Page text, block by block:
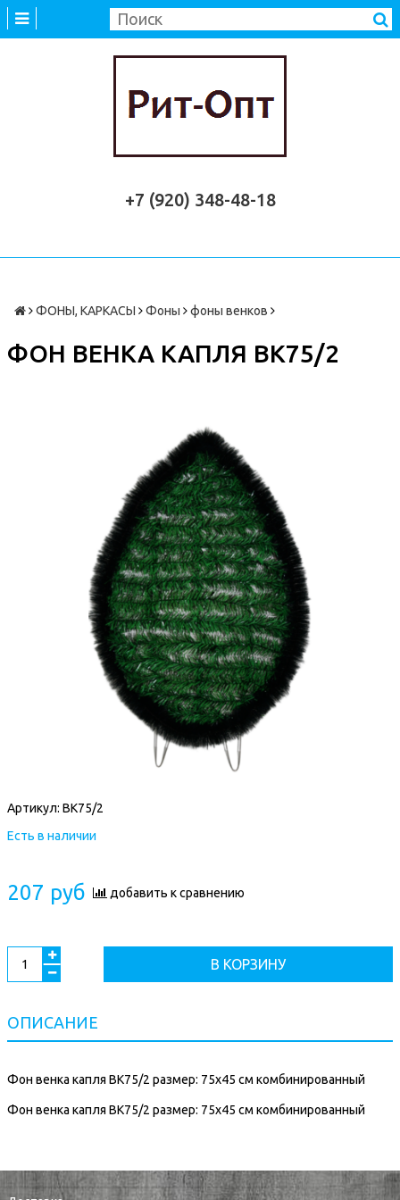
+7 (920) 348-48-18
ФОНЫ, КАРКАСЫ Фоны фоны венков
ФОН ВЕНКА КАПЛЯ ВК75/2
Артикул: ВК75/2
Есть в наличии
207 руб добавить к сравнению
В КОРЗИНУ
ОПИСАНИЕ
Фон венка капля ВК75/2 размер: 75х45 см комбинированный
Фон венка капля ВК75/2 размер: 75х45 см комбинированный